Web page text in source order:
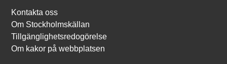
Kontakta oss
Om Stockholmskällan
Tillgänglighetsredogörelse
Om kakor på webbplatsen